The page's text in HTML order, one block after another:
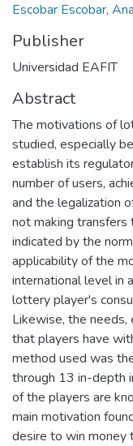
Escobar Escobar,
Publisher
Universidad EAFIT
Abstract
The motivations of
studied, especially
establish its
number of users,
and the legalization
not making transfers
indicated by the
applicability of the
international level in
lottery player's
Likewise, the
that players have
method used was
through 13 in-depth
of the players are
main motivation
desire to win money